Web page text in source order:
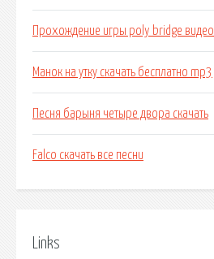
Прохождение игры poly bridge видео
Манок на утку скачать бесплатно mp3
Песня барыня четыре двора скачать
Falco скачать все песни
Links